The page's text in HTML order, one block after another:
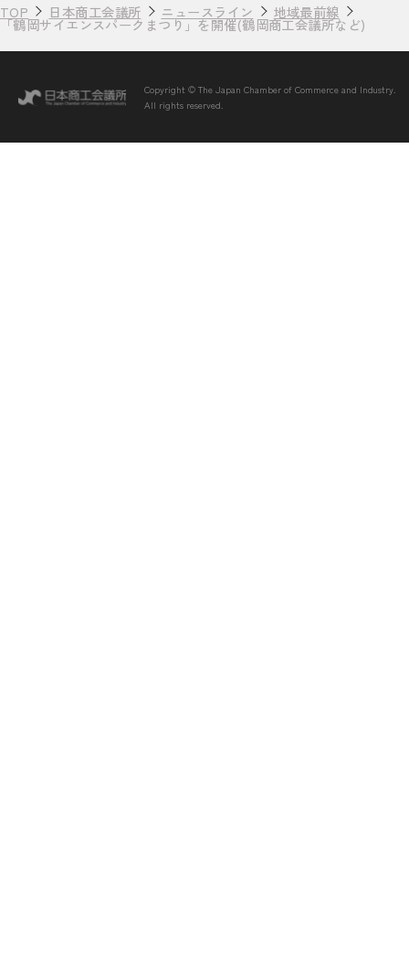
TOP 日本商工会議所 ニュースライン 地域最前線
「鶴岡サイエンスパークまつり」を開催(鶴岡商工会議所など)
Copyright © The Japan Chamber of Commerce and Industry.
All rights reserved.